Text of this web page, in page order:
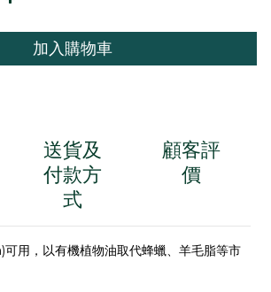
加入購物車
送貨及
付款方
式
顧客評
價
可用， 以有機植物油取代蜂蠟、羊毛脂等市